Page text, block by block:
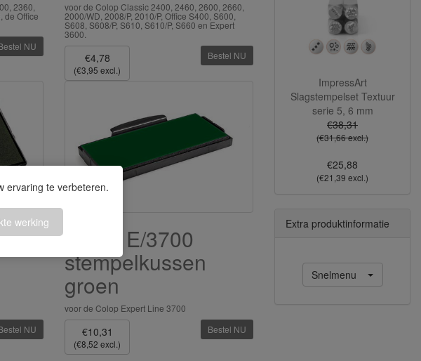
ervaring te verbeteren.
werking
2360,
de Office
NU
voor de Colop Classic 2400, 2460, 2600, 2660,
2000/WD, 2008/P, 2010/P, Office S400, S600,
S608, S608/P, S610, S610/P, S660 en Expert
3600.
€4,78
(€3,95 excl.)
Bestel NU
NU
Colop E/3700
stempelkussen
groen
voor de Colop Expert Line 3700
€10,31
(€8,52 excl.)
Bestel NU
ImpressArt
Slagstempelset Textuur
serie 5, 6 mm
€38,31
(€31,66 excl.)
€25,88
(€21,39 excl.)
Extra produktinformatie
Snelmenu